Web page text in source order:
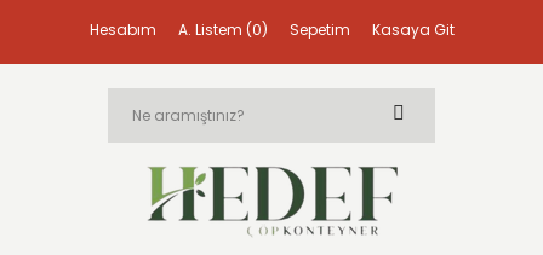
Hesabım A. Listem (0) Sepetim Kasaya Git